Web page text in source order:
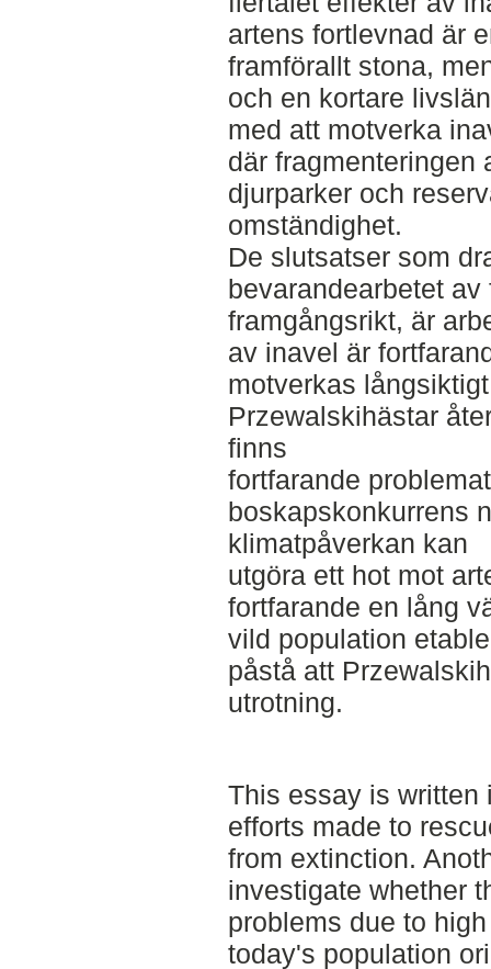
artens fortlevnad är
framförallt stona,
och en kortare
med att motverka
där fragmenteringen
djurparker och
omständighet.
De slutsatser som
bevarandearbetet
framgångsrikt, är
av inavel är
motverkas
Przewalskihästar
finns
fortfarande
boskapskonkurrens
klimatpåverkan kan
utgöra ett hot mot
fortfarande en lång
vild population
påstå att
utrotning.
This essay is written
efforts made to
from extinction.
investigate whether
problems due to
today's population